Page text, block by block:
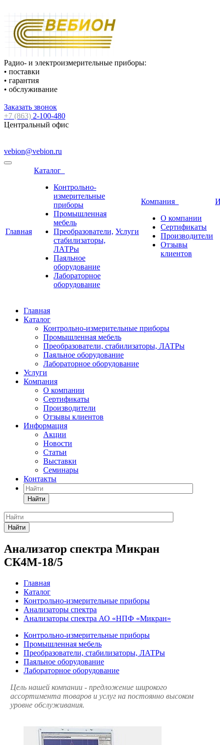
Радио- и электроизмерительные приборы:
• поставки
• гарантия
• обслуживание
Заказать звонок
+7 (863) 2-100-480
Центральный офис
vebion@vebion.ru
Главная
Каталог
Контрольно-
измерительные
приборы
Промышленная
мебель
Преобразователи,
стабилизаторы,
ЛАТРы
Паяльное
оборудование
Лабораторное
оборудование
Услуги
Компания
О компании
Сертификаты
Производители
Отзывы
клиентов
Главная
Каталог
Контрольно-измерительные приборы
Промышленная мебель
Преобразователи, стабилизаторы, ЛАТРы
Паяльное оборудование
Лабораторное оборудование
Услуги
Компания
О компании
Сертификаты
Производители
Отзывы клиентов
Информация
Акции
Новости
Статьи
Выставки
Семинары
Контакты
Найти
Найти
Анализатор спектра Микран
СК4М-18/5
Главная
Каталог
Контрольно-измерительные приборы
Анализаторы спектра
Анализаторы спектра АО «НПФ «Микран»
Контрольно-измерительные приборы
Промышленная мебель
Преобразователи, стабилизаторы, ЛАТРы
Паяльное оборудование
Лабораторное оборудование
Цель нашей компании - предложение широкого
ассортимента товаров и услуг на постоянно высоком
уровне обслуживания.